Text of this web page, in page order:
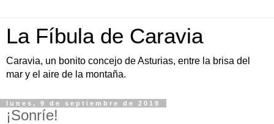
La Fíbula de Caravia
Caravia, un bonito concejo de Asturias, entre la brisa del
mar y el aire de la montaña.
lunes, 9 de septiembre de 2019
¡Sonríe!